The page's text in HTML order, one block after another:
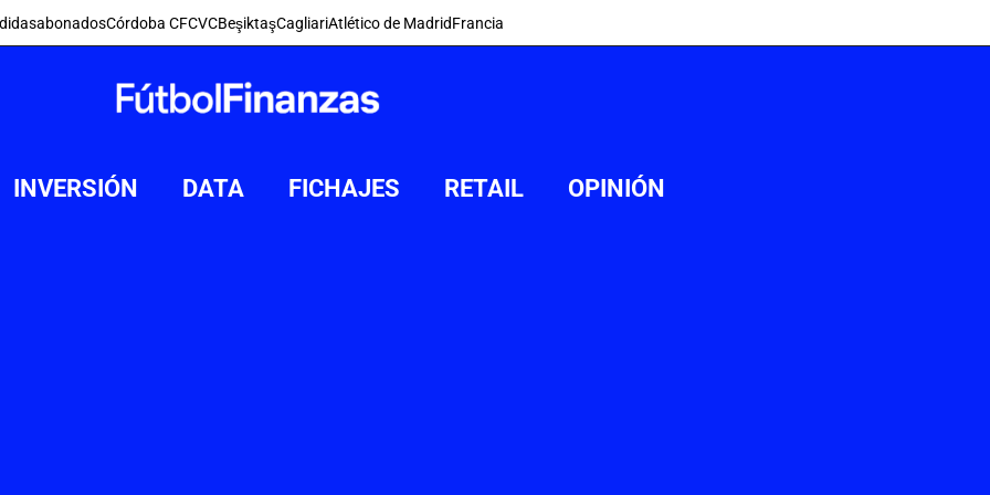
abonadosCórdoba CFCVCBeşiktaşCagliariAtlético de MadridFrancia
INVERSIÓN DATA FICHAJES RETAIL OPINIÓN